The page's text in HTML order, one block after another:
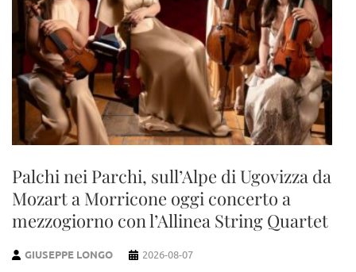
Palchi nei Parchi, sull’Alpe di Ugovizza da
Mozart a Morricone oggi concerto a
mezzogiorno con l’Allinea String Quartet
GIUSEPPE LONGO 2026-08-07